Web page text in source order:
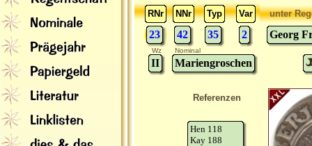
RNr
NNr Typ Var
23 42 35 2
unter
Georg
Wz Nominal
II Mariengroschen
Referenzen
Hen 118
Kay 188